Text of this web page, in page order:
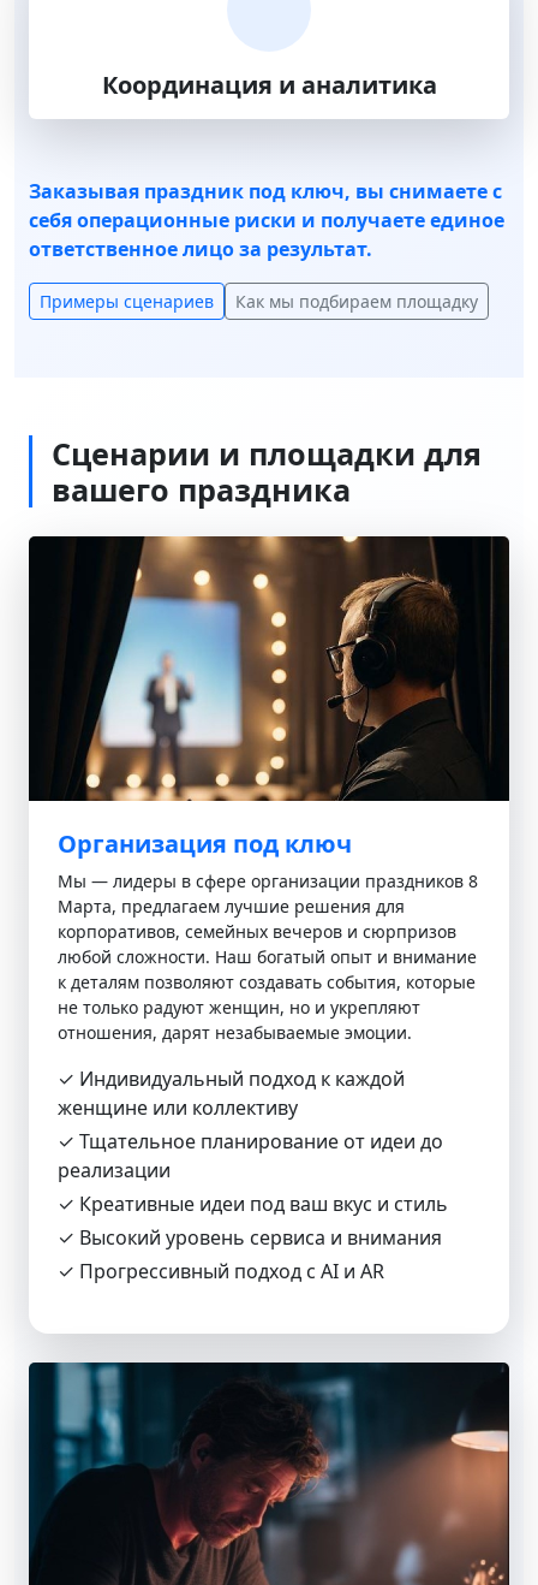
Координация и аналитика
Заказывая праздник под ключ, вы снимаете с
себя операционные риски и получаете единое
ответственное лицо за результат.
Примеры сценариев Как мы подбираем площадку
Сценарии и площадки для
вашего праздника
Организация под ключ
Мы — лидеры в сфере организации праздников 8
Марта, предлагаем лучшие решения для
корпоративов, семейных вечеров и сюрпризов
любой сложности. Наш богатый опыт и внимание
к деталям позволяют создавать события, которые
не только радуют женщин, но и укрепляют
отношения, дарят незабываемые эмоции.
✓ Индивидуальный подход к каждой
женщине или коллективу
✓ Тщательное планирование от идеи до
реализации
✓ Креативные идеи под ваш вкус и стиль
✓ Высокий уровень сервиса и внимания
✓ Прогрессивный подход с AI и AR